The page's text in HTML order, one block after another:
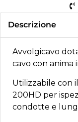
Descrizione
Avvolgicavo
cavo con anima
Utilizzabile con
200HD per
condotte e